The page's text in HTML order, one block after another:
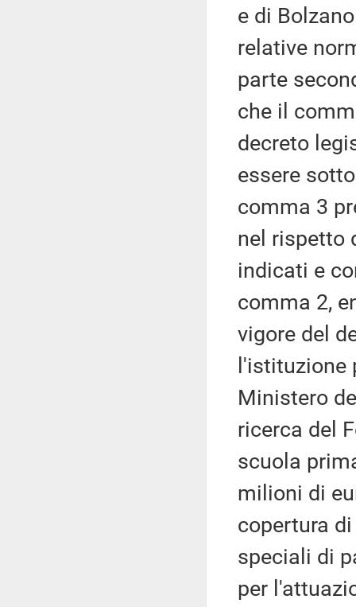
e di
relative
parte
che il
decreto
essere
comma 3
nel rispetto
indicati e
comma 2,
vigore del
l'istituzione
Ministero
ricerca del
scuola
milioni di
copertura
speciali di
per